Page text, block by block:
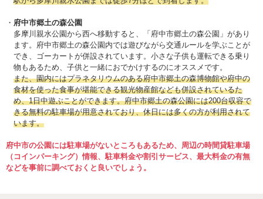
府中市郷土の森公園
多摩川親水公園から西へ移動すると、「府中市郷土の森公園」があり
ます。府中市郷土の森公園内では遊びながら交通ルールを学ぶことが
でき、ゴーカートが併設されています。小さな子供も運転できる乗り
物もあるため、子供と一緒におでかけするのにオススメです。
また、園内にはプラネタリウムのある府中市郷土の森博物館や府中の
食材を使った食事が堪能できる観光物産館なども併設されているた
め、1日中遊ぶことができます。府中市郷土の森公園には200台収容で
きる無料の駐車場が用意されており、休日には多くの方が利用されて
います。
府中市の公園には駐車場がないところもあるため、周辺の時間貸駐車場
（コインパーキング）情報、駐車料金や割引サービス、最大料金の有無
などを事前に調べておくと良いでしょう。